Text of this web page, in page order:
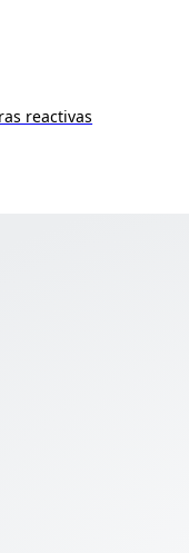
reactivas